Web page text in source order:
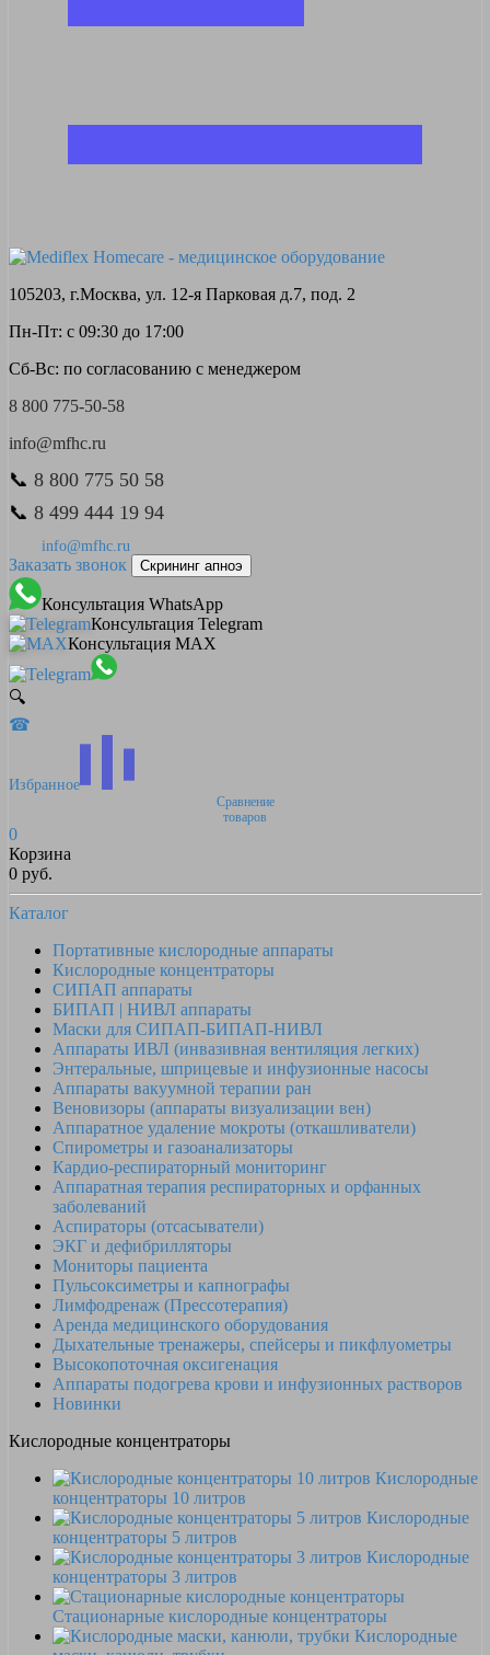
105203, г.Москва, ул. 12-я Парковая д.7, под. 2
Пн-Пт: с 09:30 до 17:00
Сб-Вс: по согласованию с менеджером
8 800 775-50-58
info@mfhc.ru
📞 8 800 775 50 58
📞 8 499 444 19 94
info@mfhc.ru
Заказать звонок Скрининг апноэ
Консультация WhatsApp
Консультация Telegram
Консультация MAX
🔍
☎
Избранное
Сравнение
товаров
0
Корзина
0 руб.
Каталог
Портативные кислородные аппараты
Кислородные концентраторы
СИПАП аппараты
БИПАП | НИВЛ аппараты
Маски для СИПАП-БИПАП-НИВЛ
Аппараты ИВЛ (инвазивная вентиляция легких)
Энтеральные, шприцевые и инфузионные насосы
Аппараты вакуумной терапии ран
Веновизоры (аппараты визуализации вен)
Аппаратное удаление мокроты (откашливатели)
Спирометры и газоанализаторы
Кардио-респираторный мониторинг
Аппаратная терапия респираторных и орфанных
заболеваний
Аспираторы (отсасыватели)
ЭКГ и дефибрилляторы
Мониторы пациента
Пульсоксиметры и капнографы
Лимфодренаж (Прессотерапия)
Аренда медицинского оборудования
Дыхательные тренажеры, спейсеры и пикфлуометры
Высокопоточная оксигенация
Аппараты подогрева крови и инфузионных растворов
Новинки
Кислородные концентраторы
Кислородные
концентраторы 10 литров
Кислородные
концентраторы 5 литров
Кислородные
концентраторы 3 литров
Стационарные кислородные концентраторы
Кислородные